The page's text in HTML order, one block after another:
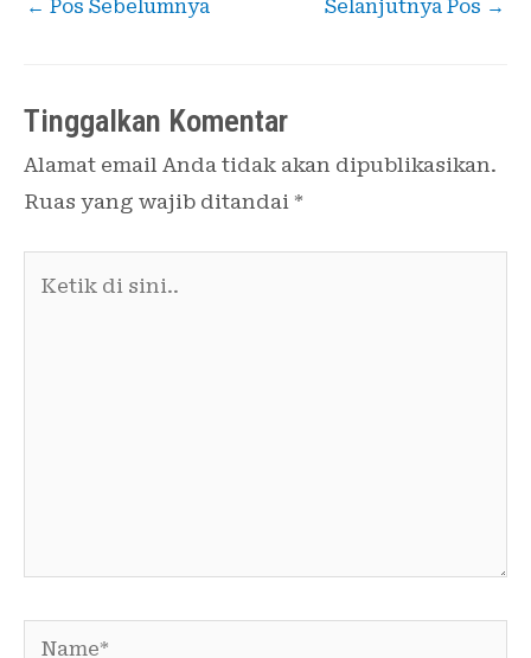
← Pos Sebelumnya Selanjutnya Pos →
Tinggalkan Komentar
Alamat email Anda tidak akan dipublikasikan.
Ruas yang wajib ditandai *
Name*